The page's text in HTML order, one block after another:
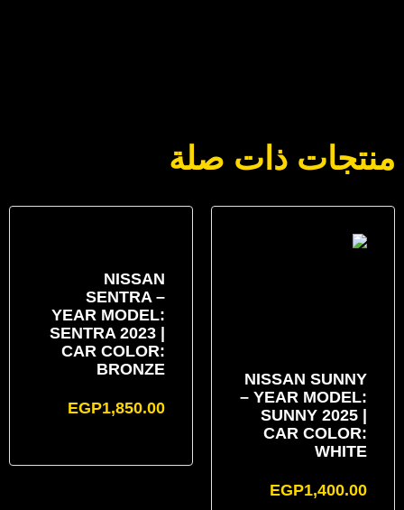
منتجات ذات صلة
NISSAN SUNNY
– YEAR MODEL:
SUNNY 2025 |
CAR COLOR:
WHITE
EGP1,400.00
NISSAN
SENTRA –
YEAR MODEL:
SENTRA 2023 |
CAR COLOR:
BRONZE
EGP1,850.00